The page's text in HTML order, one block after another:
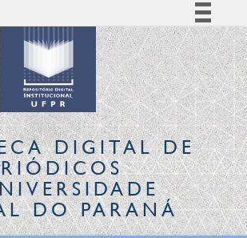
Simplifique!
Comunica BR
Participe
Acesso à informação
Legislação
Canais
DIGITALDE
DO PARANÁ